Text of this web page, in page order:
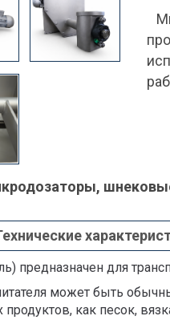
предназначен для
может быть
как песок,